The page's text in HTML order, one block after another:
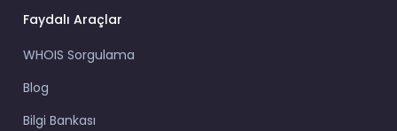
Faydalı Araçlar
WHOIS Sorgulama
Blog
Bilgi Bankası